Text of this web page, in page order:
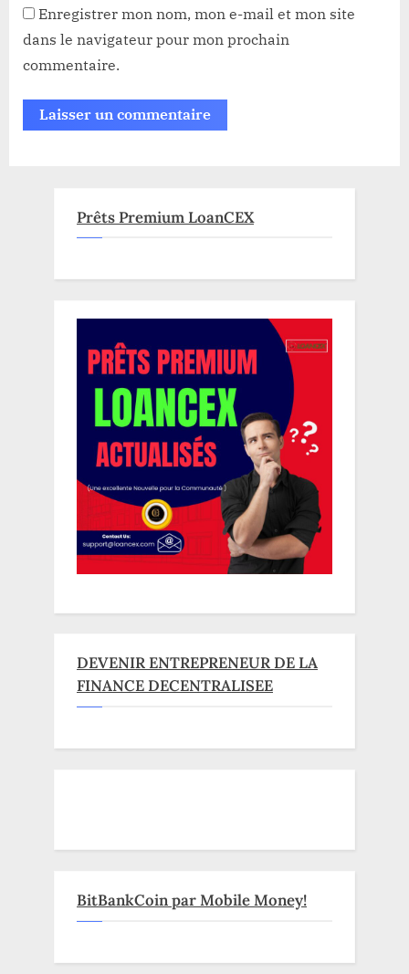
Enregistrer mon nom, mon e-mail et mon site
dans le navigateur pour mon prochain
commentaire.
Prêts Premium LoanCEX
DEVENIR ENTREPRENEUR DE LA
FINANCE DECENTRALISEE
BitBankCoin par Mobile Money!